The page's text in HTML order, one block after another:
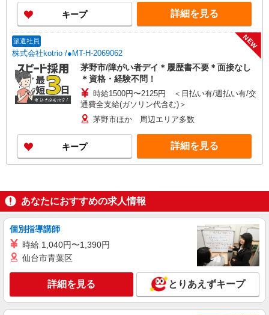
キープ 詳細を見る
派遣社員
株式会社kotrio /●MT-H-2069062
NEW
茅野市/障がい者デイ＊履歴書不要＊面接なし
＊資格・経験不問！
時給1500円〜2125円 ＜日払い有/週払い有/交
通費全支給(ガソリン代含む)＞
茅野市ほか 周辺エリア多数
キープ 詳細を見る
あなたにおすすめの求人情報
個別指導講師
時給 1,040円〜1,390円
仙台市青葉区
詳細を見る とりあえずキープ